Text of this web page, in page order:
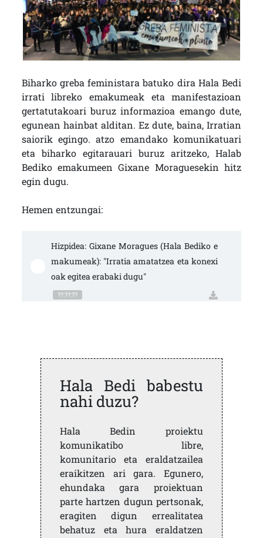
Biharko greba feministara batuko dira Hala Bedi
irrati libreko emakumeak eta manifestazioan
gertatutakoari buruz informazioa emango dute,
egunean hainbat alditan. Ez dute, baina, Irratian
saiorik egingo. atzo emandako komunikatuari
eta biharko egitarauari buruz aritzeko, Halab
Bediko emakumeen Gixane Moraguesekin hitz
egin dugu.
Hemen entzungai:
Hizpidea: Gixane Moragues (Hala Bediko e
makumeak): "Irratia amatatzea eta konexi
oak egitea erabaki dugu"
??:??:??
Hala Bedi babestu
nahi duzu?
Hala Bedin proiektu
komunikatibo libre,
komunitario eta eraldatzailea
eraikitzen ari gara. Egunero,
ehundaka gara proiektuan
parte hartzen dugun pertsonak,
eragiten digun errealitatea
behatuz eta hura eraldatzen